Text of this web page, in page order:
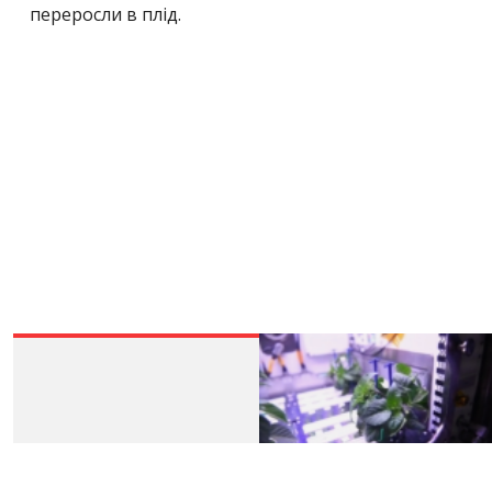
переросли в плід.